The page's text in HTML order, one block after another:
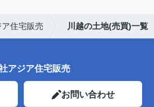
住宅販売 川越の土地(売買)一覧
アジア住宅販売
お問い合わせ